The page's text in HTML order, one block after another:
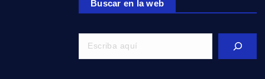
Buscar en la web